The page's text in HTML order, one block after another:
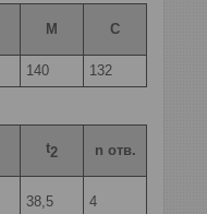
М С
140 132
t2 n отв.
38,5 4